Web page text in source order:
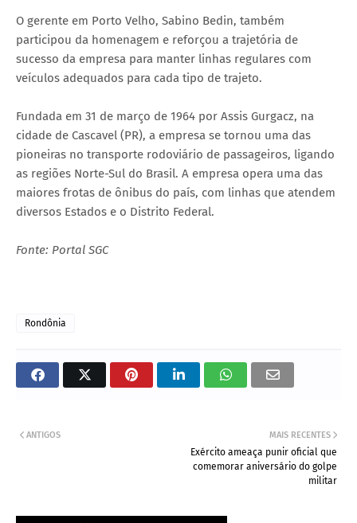
O gerente em Porto Velho, Sabino Bedin, também
participou da homenagem e reforçou a trajetória de
sucesso da empresa para manter linhas regulares com
veículos adequados para cada tipo de trajeto.
Fundada em 31 de março de 1964 por Assis Gurgacz, na
cidade de Cascavel (PR), a empresa se tornou uma das
pioneiras no transporte rodoviário de passageiros, ligando
as regiões Norte-Sul do Brasil. A empresa opera uma das
maiores frotas de ônibus do país, com linhas que atendem
diversos Estados e o Distrito Federal.
Fonte: Portal SGC
Rondônia
MAIS RECENTES
Exército ameaça punir oficial que
comemorar aniversário do golpe
militar
ANTIGOS